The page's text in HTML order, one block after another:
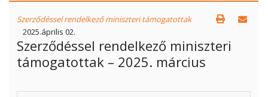
Szerződéssel rendelkező miniszteri támogatottak
2025.április 02.
Szerződéssel rendelkező miniszteri
támogatottak – 2025. március